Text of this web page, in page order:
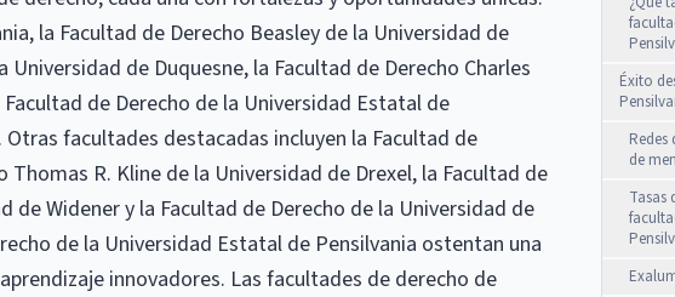
la Facultad de Derecho Beasley de la Universidad de
de Duquesne, la Facultad de Derecho Charles
de Derecho de la Universidad Estatal de
facultades destacadas incluyen la Facultad de
Thomas R. Kline de la Universidad de Drexel, la Facultad de
de Widener y la Facultad de Derecho de la Universidad de
de la Universidad Estatal de Pensilvania ostentan una
innovadores. Las facultades de derecho de
Éxito
de
Tasas